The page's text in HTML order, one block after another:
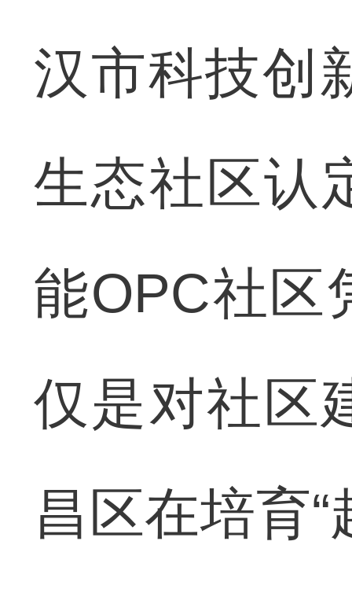
汉市科技创
生态社区认
能OPC社区
仅是对社区
昌区在培育